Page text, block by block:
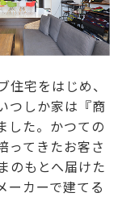
宅をはじめ、
つしか家は『商
した。かつての
ってきたお客さ
のもとへ届けた
ーカーで建てる